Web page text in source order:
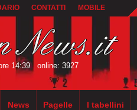
CONTATTI MOBILE
14:39 online: 3927
News Pagelle I tabellini